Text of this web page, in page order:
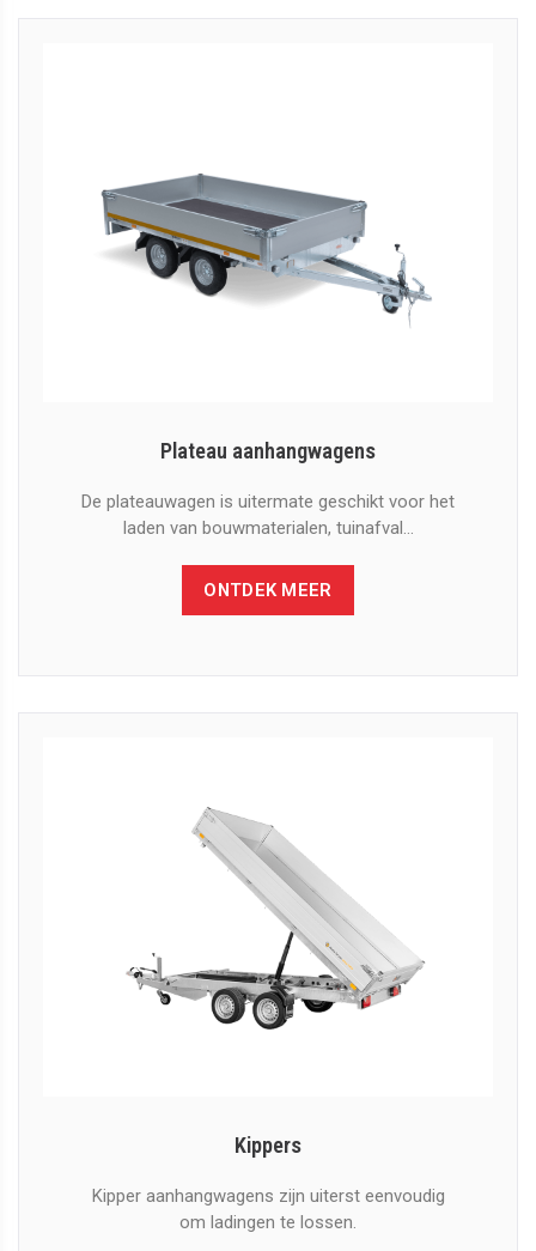
Plateau aanhangwagens
De plateauwagen is uitermate geschikt voor het
laden van bouwmaterialen, tuinafval...
ONTDEK MEER
Kippers
Kipper aanhangwagens zijn uiterst eenvoudig
om ladingen te lossen.